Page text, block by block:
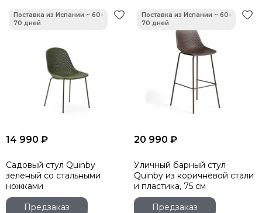
14 990 ₽
Садовый стул Quinby
зеленый со стальными
ножками
Предзаказ
20 990 ₽
Уличный барный стул
Quinby из коричневой стали
и пластика, 75 см
Предзаказ